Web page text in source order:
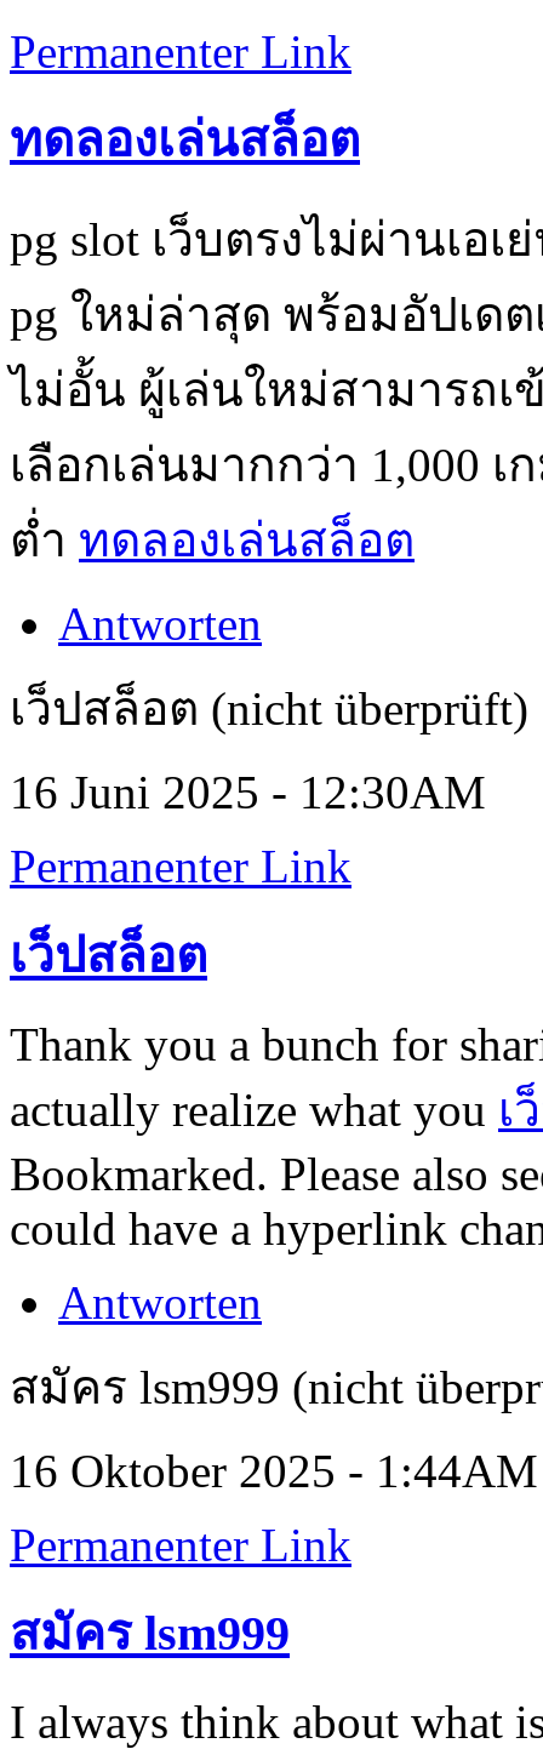
Permanenter Link
ทดลองเล่นสล็อต
pg slot เว็บตรงไม่ผ่านเอ
pg ใหม่ล่าสุด พร้อมอัปเด
ไม่อั้น ผู้เล่นใหม่สามารถเ
เลือกเล่นมากกว่า 1,000
ต่ำ ทดลองเล่นสล็อต
Antworten
เว็ปสล็อต (nicht überprüft)
16 Juni 2025 - 12:30AM
Permanenter Link
เว็ปสล็อต
Thank you a bunch for
actually realize what you เ
Bookmarked. Please also
could have a hyperlink
Antworten
สมัคร lsm999 (nicht
16 Oktober 2025 - 1:44AM
Permanenter Link
สมัคร lsm999
I always think about what